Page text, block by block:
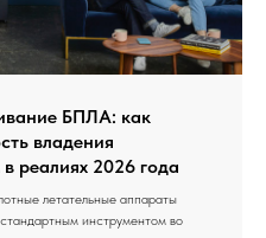
БПЛА: как
владения
реалиях 2026 года
летательные аппараты
инструментом во